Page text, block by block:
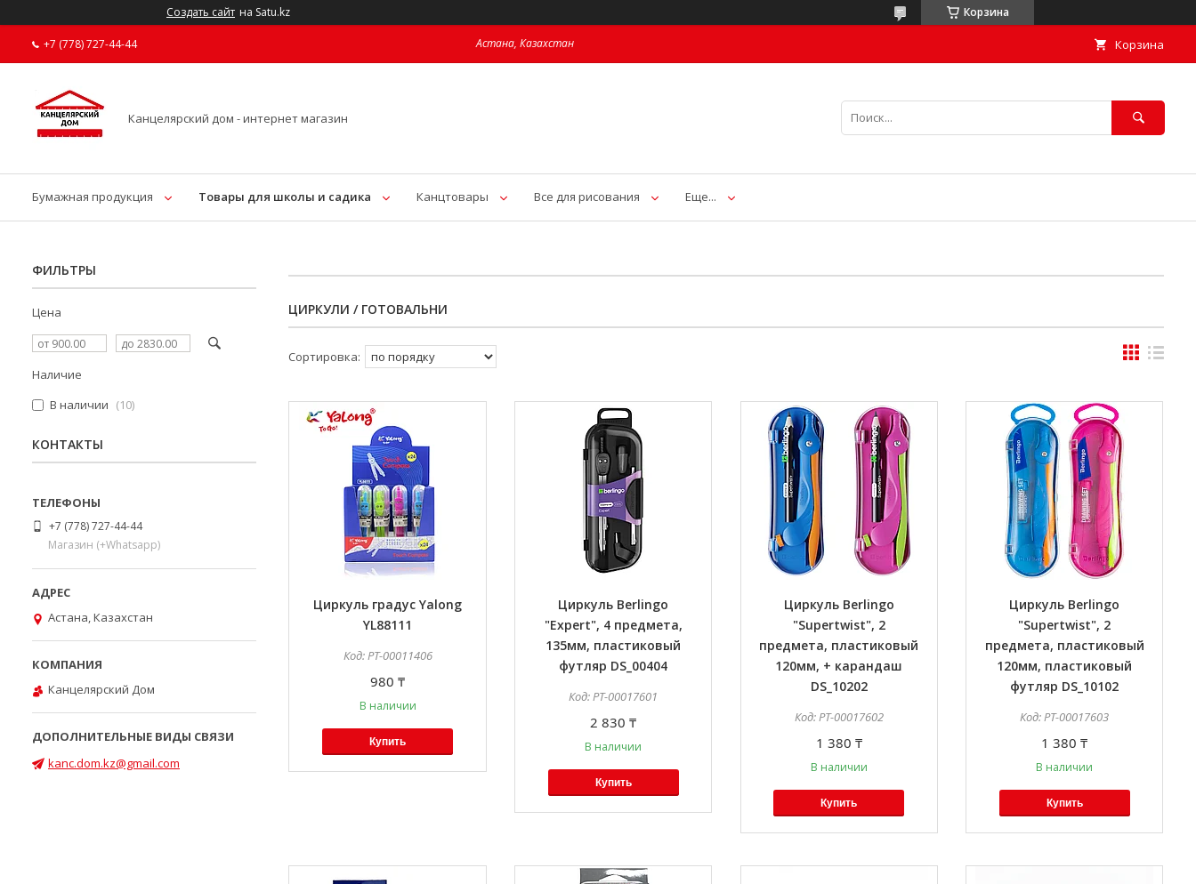
Создать сайт на Satu.kz Корзина
+7 (778) 727-44-44 Астана, Казахстан Корзина
Канцелярский дом - интернет магазин
Бумажная продукция Товары для школы и садика Канцтовары Все для рисования Еще...
ЦИРКУЛИ / ГОТОВАЛЬНИ
Циркуль градус Yalong
YL88111
PT-00011406
980 ₸
В наличии
Купить
Циркуль Berlingo
"Expert", 4 предмета,
135мм, пластиковый
футляр DS_00404
PT-00017601
2 830 ₸
В наличии
Купить
Циркуль Berlingo
"Supertwist", 2
предмета, пластиковый
120мм, + карандаш
DS_10202
PT-00017602
1 380 ₸
В наличии
Купить
Циркуль Berlingo
"Supertwist", 2
предмета, пластиковый
120мм, пластиковый
футляр DS_10102
PT-00017603
1 380 ₸
В наличии
Купить
ФИЛЬТРЫ
Цена
Наличие
В наличии
10
КОНТАКТЫ
+7 (778) 727-44-44
Магазин (+Whatsapp)
Астана, Казахстан
Канцелярский Дом
kanc.dom.kz@gmail.com